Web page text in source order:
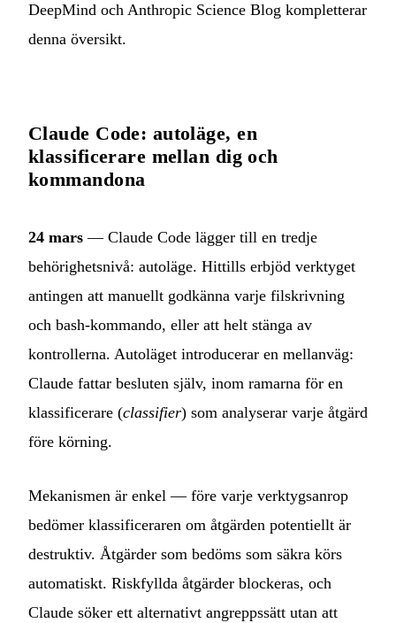
DeepMind och Anthropic Science Blog kompletterar
denna översikt.
Claude Code: autoläge, en
klassificerare mellan dig och
kommandona
24 mars — Claude Code lägger till en tredje
behörighetsnivå: autoläge. Hittills erbjöd verktyget
antingen att manuellt godkänna varje filskrivning
och bash-kommando, eller att helt stänga av
kontrollerna. Autoläget introducerar en mellanväg:
Claude fattar besluten själv, inom ramarna för en
klassificerare (classifier) som analyserar varje åtgärd
före körning.
Mekanismen är enkel — före varje verktygsanrop
bedömer klassificeraren om åtgärden potentiellt är
destruktiv. Åtgärder som bedöms som säkra körs
automatiskt. Riskfyllda åtgärder blockeras, och
Claude söker ett alternativt angreppssätt utan att